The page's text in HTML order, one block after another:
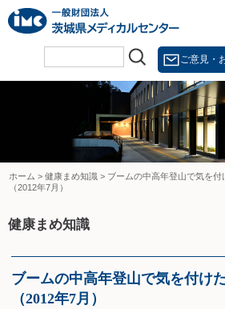
Skip
to
content
ご意見・
ホーム > 健康まめ知識 > ブームの中高年登山で気を付
（2012年7月）
健康まめ知識
ブームの中高年登山で気を付け
（2012年7月）